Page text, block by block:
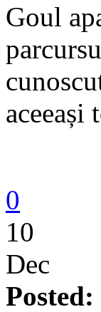
Goul
aceeași
0
10
Dec
Posted: